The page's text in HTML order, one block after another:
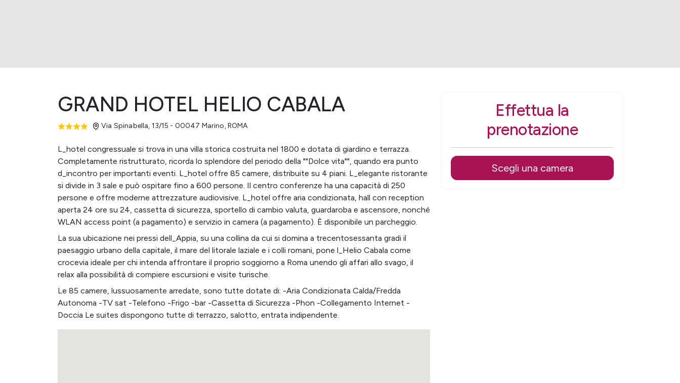
GRAND HOTEL HELIO CABALA
Via Spinabella, 13/15 - 00047 Marino,ROMA
L_hotel congressuale si trova in una villa storica costruita nel 1800 e dotata di giardino e terrazza.
Completamente ristrutturato, ricorda lo splendore del periodo della ""Dolce vita"", quando era punto
d_incontro per importanti eventi. L_hotel offre 85 camere, distribuite su 4 piani. L_elegante ristorante
si divide in 3 sale e può ospitare fino a 600 persone. Il centro conferenze ha una capacità di 250
persone e offre moderne attrezzature audiovisive. L_hotel offre aria condizionata, hall con reception
aperta 24 ore su 24, cassetta di sicurezza, sportello di cambio valuta, guardaroba e ascensore, nonché
WLAN access point (a pagamento) e servizio in camera (a pagamento). È disponibile un parcheggio.
La sua ubicazione nei pressi dell_Appia, su una collina da cui si domina a trecentosessanta gradi il
paesaggio urbano della capitale, il mare del litorale laziale e i colli romani, pone l_Helio Cabala come
crocevia ideale per chi intenda affrontare il proprio soggiorno a Roma unendo gli affari allo svago, il
relax alla possibilità di compiere escursioni e visite turische.
Le 85 camere, lussuosamente arredate, sono tutte dotate di: -Aria Condizionata Calda/Fredda
Autonoma -TV sat -Telefono -Frigo -bar -Cassetta di Sicurezza -Phon -Collegamento Internet -
Doccia Le suites dispongono tutte di terrazzo, salotto, entrata indipendente.
Effettua la
prenotazione
Scegli una camera